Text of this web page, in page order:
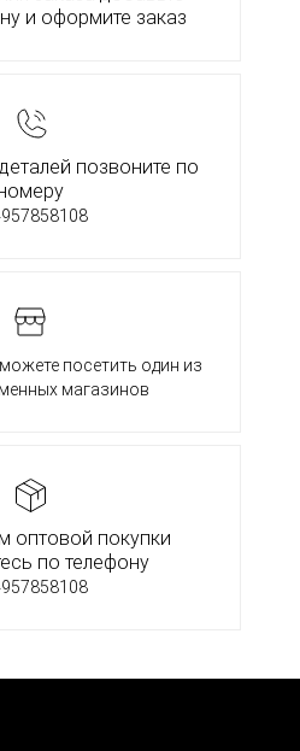
и оформите заказ
позвоните по
посетить один из
магазинов
оптовой покупки
по телефону